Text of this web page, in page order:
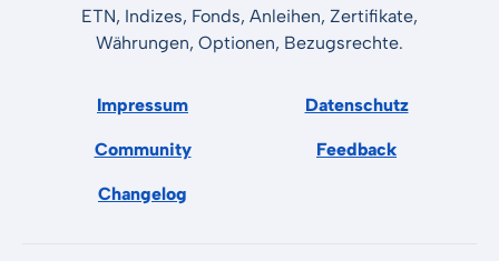
ETN, Indizes, Fonds, Anleihen, Zertifikate,
Währungen, Optionen, Bezugsrechte.
Impressum Datenschutz
Community Feedback
Changelog